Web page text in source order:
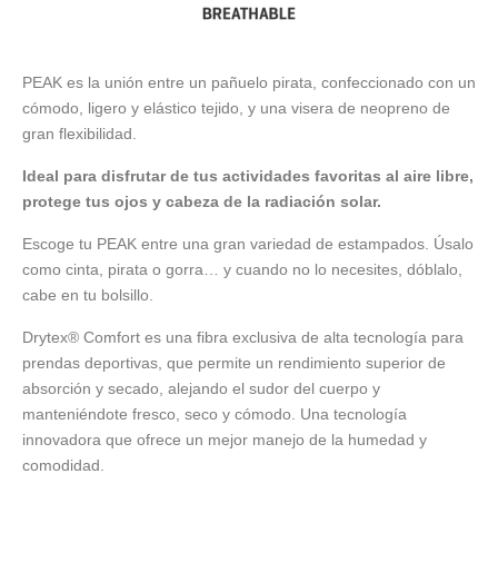
PEAK es la unión entre un pañuelo pirata, confeccionado con un
cómodo, ligero y elástico tejido, y una visera de neopreno de
gran flexibilidad.
Ideal para disfrutar de tus actividades favoritas al aire libre,
protege tus ojos y cabeza de la radiación solar.
Escoge tu PEAK entre una gran variedad de estampados. Úsalo
como cinta, pirata o gorra… y cuando no lo necesites, dóblalo,
cabe en tu bolsillo.
Drytex® Comfort es una fibra exclusiva de alta tecnología para
prendas deportivas, que permite un rendimiento superior de
absorción y secado, alejando el sudor del cuerpo y
manteniéndote fresco, seco y cómodo. Una tecnología
innovadora que ofrece un mejor manejo de la humedad y
comodidad.